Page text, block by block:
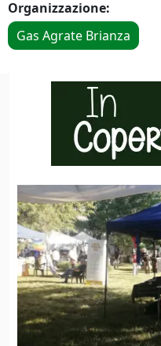
Organizzazione:
Gas Agrate Brianza